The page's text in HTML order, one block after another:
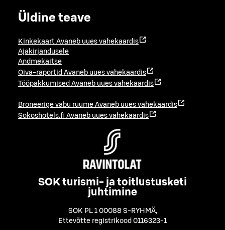
Üldine teave
Kinkekaart Avaneb uues vahekaardis
Ajakirjandusele
Andmekaitse
Oiva-raportid Avaneb uues vahekaardis
Tööpakkumised Avaneb uues vahekaardis
Broneerige vabu ruume Avaneb uues vahekaardis
Sokoshotels.fi Avaneb uues vahekaardis
SOK turismi- ja toitlustusketi
juhtimine
SOK PL 1 00088 S-RYHMÄ,
Ettevõtte registrikood 0116323-1